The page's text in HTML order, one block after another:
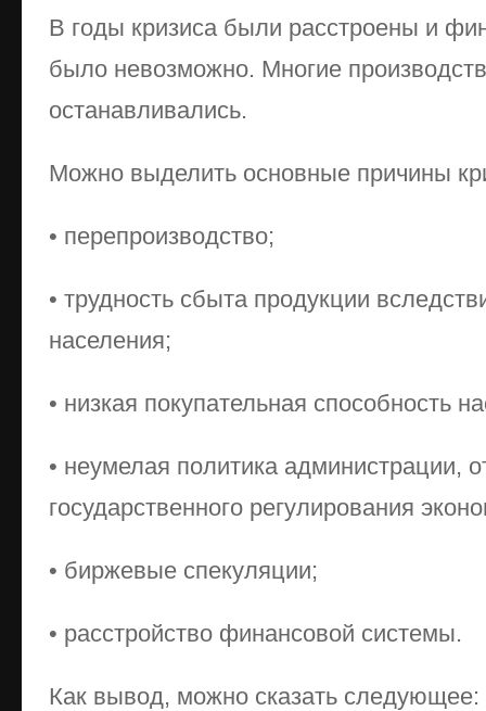
В годы кризиса были расстроены и
было невозможно. Многие
останавливались.
Можно выделить основные причины
• перепроизводство;
• трудность сбыта продукции
населения;
• низкая покупательная способность
• неумелая политика администрации,
государственного регулирования
• биржевые спекуляции;
• расстройство финансовой системы.
Как вывод, можно сказать следующее: